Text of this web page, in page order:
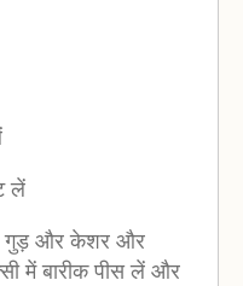
लें
गुड़ और केशर और
में बारीक पीस लें और